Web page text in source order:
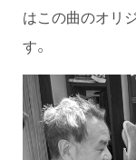
はこの曲のオリ
す。